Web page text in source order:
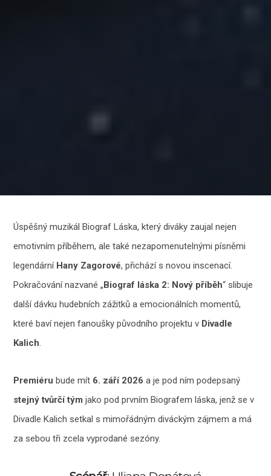
Úspěšný muzikál Biograf Láska, který diváky zaujal nejen
emotivním příběhem, ale také nezapomenutelnými písněmi
legendární Hany Zagorové, přichází s novou inscenací.
Pokračování nazvané „Biograf láska 2: Nový příběh“ slibuje
další dávku hudebních zážitků a emocionálních momentů,
které baví nejen fanoušky původního projektu v Divadle
Kalich.
Premiéru bude mít 6. září 2026 a je pod ním podepsaný
stejný tvůrčí tým jako pod prvním Biografem láska, jenž se v
Divadle Kalich setkal s mimořádným diváckým zájmem a má
za sebou tři zcela vyprodané sezóny.